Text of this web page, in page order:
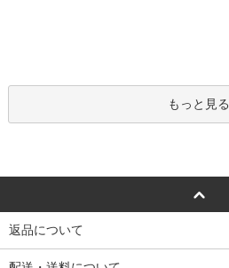
もっと見る
返品について